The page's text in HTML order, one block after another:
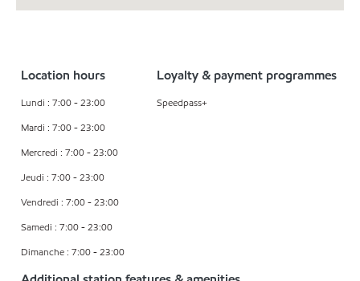
Location hours
Lundi : 7:00 - 23:00
Mardi : 7:00 - 23:00
Mercredi : 7:00 - 23:00
Jeudi : 7:00 - 23:00
Vendredi : 7:00 - 23:00
Samedi : 7:00 - 23:00
Dimanche : 7:00 - 23:00
Loyalty & payment programmes
Speedpass+